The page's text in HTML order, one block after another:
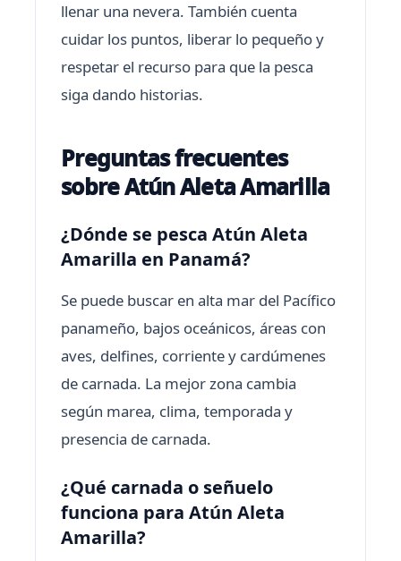
llenar una nevera. También cuenta
cuidar los puntos, liberar lo pequeño y
respetar el recurso para que la pesca
siga dando historias.
Preguntas frecuentes
sobre Atún Aleta Amarilla
¿Dónde se pesca Atún Aleta
Amarilla en Panamá?
Se puede buscar en alta mar del Pacífico
panameño, bajos oceánicos, áreas con
aves, delfines, corriente y cardúmenes
de carnada. La mejor zona cambia
según marea, clima, temporada y
presencia de carnada.
¿Qué carnada o señuelo
funciona para Atún Aleta
Amarilla?